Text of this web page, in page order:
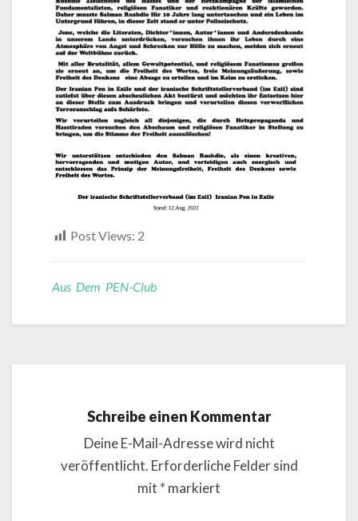
Post Views: 2
Aus Dem PEN-Club
Schreibe einen Kommentar
Deine E-Mail-Adresse wird nicht
veröffentlicht. Erforderliche Felder sind
mit * markiert